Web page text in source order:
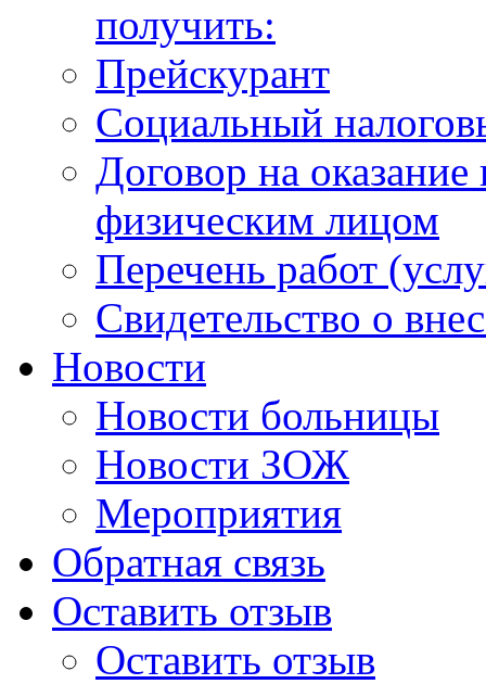
получить:
Прейскурант
Социальный
Договор на
физическим лицом
Перечень работ
Свидетельство о
Новости
Новости больницы
Новости ЗОЖ
Мероприятия
Обратная связь
Оставить отзыв
Оставить отзыв